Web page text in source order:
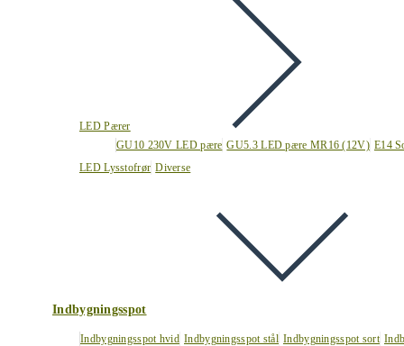
LED Pærer
GU10 230V LED pære GU5.3 LED pære MR16 (12V) E14
LED Lysstofrør Diverse
Indbygningsspot
Indbygningsspot hvid Indbygningsspot stål Indbygningsspot sort